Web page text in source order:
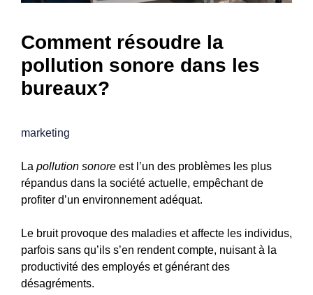
Comment résoudre la
pollution sonore dans les
bureaux?
marketing
La pollution sonore est l’un des problèmes les plus
répandus dans la société actuelle, empêchant de
profiter d’un environnement adéquat.
Le bruit provoque des maladies et affecte les individus,
parfois sans qu’ils s’en rendent compte, nuisant à la
productivité des employés et générant des
désagréments.